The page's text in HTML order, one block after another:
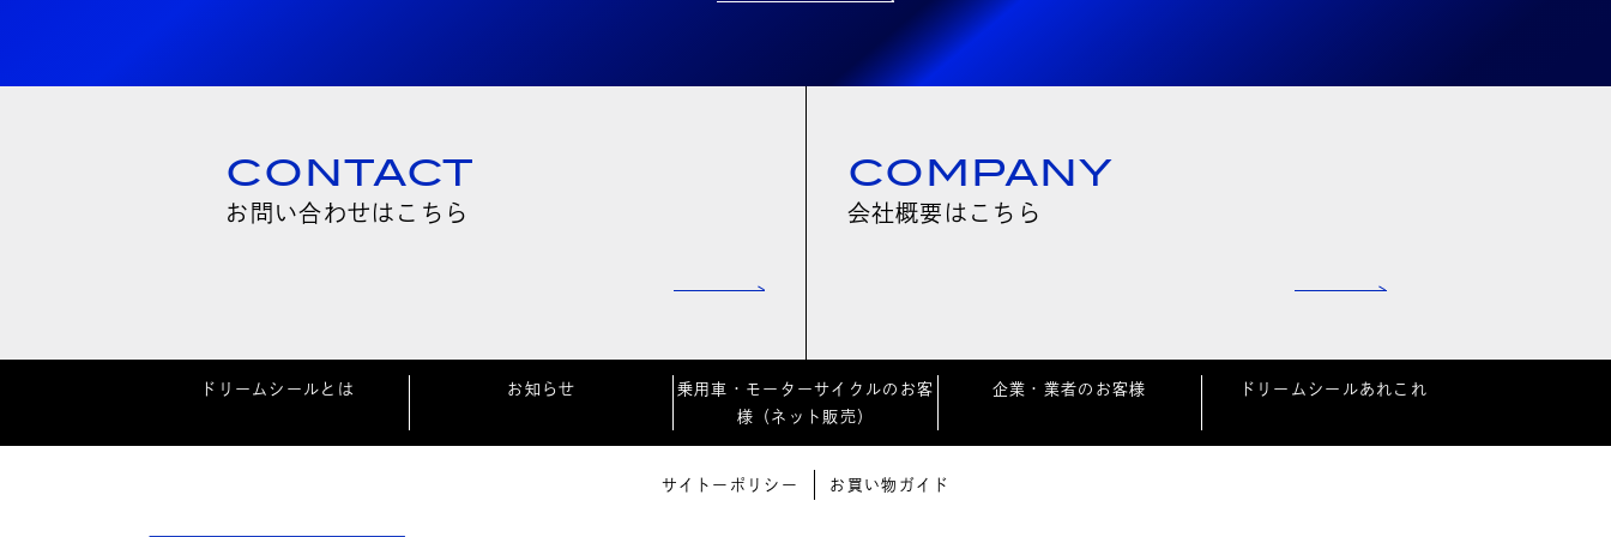
CONTACT
お問い合わせはこちら
COMPANY
会社概要はこちら
ドリームシールとは お知らせ
乗用車・モーターサイクルのお客
様（ネット販売）
企業・業者のお客様 ドリームシールあれこれ
サイトーポリシー お買い物ガイド